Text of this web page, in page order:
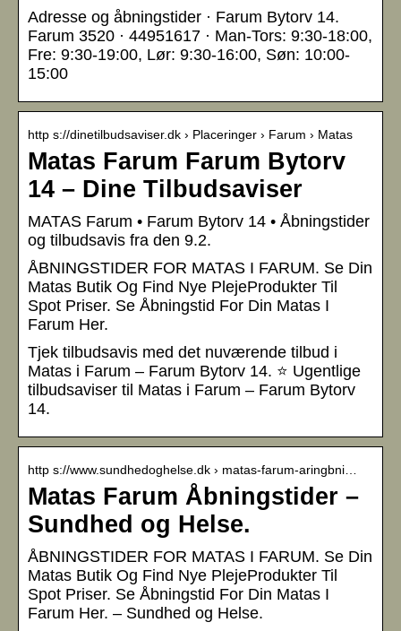
Adresse og åbningstider · Farum Bytorv 14.
Farum 3520 · 44951617 · Man-Tors: 9:30-18:00,
Fre: 9:30-19:00, Lør: 9:30-16:00, Søn: 10:00-
15:00
http s://dinetilbudsaviser.dk › Placeringer › Farum › Matas
Matas Farum Farum Bytorv
14 – Dine Tilbudsaviser
MATAS Farum • Farum Bytorv 14 • Åbningstider
og tilbudsavis fra den 9.2.
ÅBNINGSTIDER FOR MATAS I FARUM. Se Din
Matas Butik Og Find Nye PlejeProdukter Til
Spot Priser. Se Åbningstid For Din Matas I
Farum Her.
Tjek tilbudsavis med det nuværende tilbud i
Matas i Farum – Farum Bytorv 14. ⭐ Ugentlige
tilbudsaviser til Matas i Farum – Farum Bytorv
14.
http s://www.sundhedoghelse.dk › matas-farum-aringbni…
Matas Farum Åbningstider –
Sundhed og Helse.
ÅBNINGSTIDER FOR MATAS I FARUM. Se Din
Matas Butik Og Find Nye PlejeProdukter Til
Spot Priser. Se Åbningstid For Din Matas I
Farum Her. – Sundhed og Helse.